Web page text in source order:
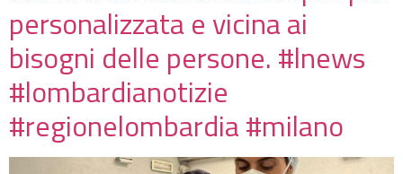
personalizzata e vicina ai
bisogni delle persone. #lnews
#lombardianotizie
#regionelombardia #milano